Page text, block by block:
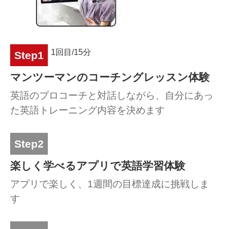
Step1
マンツーマンのコーチングレッスン体験
1回目/15分
英語のプロコーチと対話しながら、自分にあっ
た英語トレーニング内容を決めます
Step2
楽しく学べるアプリで英語学習体験
アプリで楽しく、1週間の目標達成に挑戦しま
す